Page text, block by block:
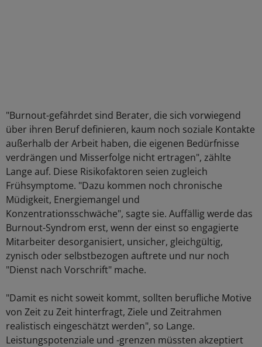
"Burnout-gefährdet sind Berater, die sich vorwiegend
über ihren Beruf definieren, kaum noch soziale Kontakte
außerhalb der Arbeit haben, die eigenen Bedürfnisse
verdrängen und Misserfolge nicht ertragen", zählte
Lange auf. Diese Risikofaktoren seien zugleich
Frühsymptome. "Dazu kommen noch chronische
Müdigkeit, Energiemangel und
Konzentrationsschwäche", sagte sie. Auffällig werde das
Burnout-Syndrom erst, wenn der einst so engagierte
Mitarbeiter desorganisiert, unsicher, gleichgültig,
zynisch oder selbstbezogen auftrete und nur noch
"Dienst nach Vorschrift" mache.
"Damit es nicht soweit kommt, sollten berufliche Motive
von Zeit zu Zeit hinterfragt, Ziele und Zeitrahmen
realistisch eingeschätzt werden", so Lange.
Leistungspotenziale und -grenzen müssten akzeptiert